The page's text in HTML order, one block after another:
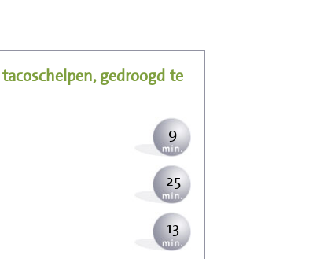
tacoschelpen, gedroogd te
22
9
25
13